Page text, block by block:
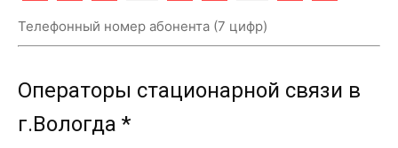
Телефонный номер абонента (7 цифр)
Операторы стационарной связи в
г.Вологда *